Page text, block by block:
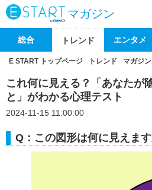
マガジン
総合 トレンド エンタメ
E START トップページ トレンド マガジン
これ何に見える？「あなたが
と」がわかる心理テスト
2024-11-15 11:00:00
Q：この図形は何に見えます